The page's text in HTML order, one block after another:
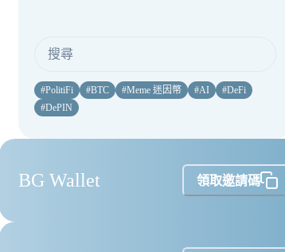
#PolitiFi #BTC #Meme 迷因幣 #AI #DeFi
#DePIN
BG Wallet 領取邀請碼